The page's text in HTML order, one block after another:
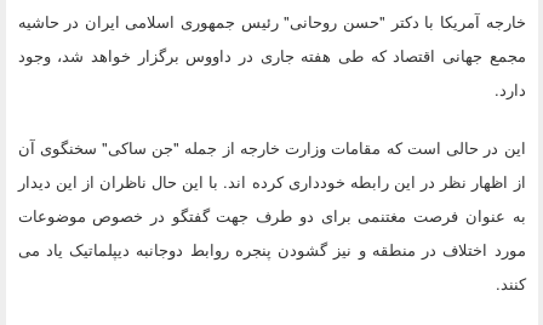
خارجه آمریکا با دکتر "حسن روحانی" رئیس جمهوری اسلامی ایران در حاشیه
مجمع جهانی اقتصاد که طی هفته جاری در داووس برگزار خواهد شد، وجود
دارد.
این در حالی است که مقامات وزارت خارجه از جمله "جن ساکی" سخنگوی آن
از اظهار نظر در این رابطه خودداری کرده اند. با این حال ناظران از این دیدار
به عنوان فرصت مغتنمی برای دو طرف جهت گفتگو در خصوص موضوعات
مورد اختلاف در منطقه و نیز گشودن پنجره روابط دوجانبه دیپلماتیک یاد می
کنند.